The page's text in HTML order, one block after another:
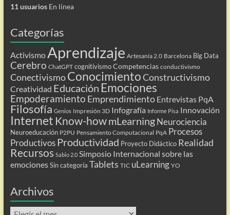
11 usuariosEn línea
Categorías
Activismo Aprendizaje Artesanía 2.0 Barcelona Big Data
Cerebro ChatGPT cognitivismo Competencias conductivismo
ConectivismoConocimientoConstructivismo
Creatividad Educación Emociones
Empoderamiento Emprendimiento Entrevistas PqA
Filosofía Genios Impresión 3D Infografía Informe Pisa Innovación
Internet Know-howmLearning Neurociencia
Neuroeducación P2PU Pensamiento Computacional PqA Procesos
Productivos Productividad Proyecto Didáctico Realidad
Recursos Sabio 2.0 Simposio Internacional sobre las
emociones Sin categoría Tablets TIC uLearning YO
Archivos
Archivos